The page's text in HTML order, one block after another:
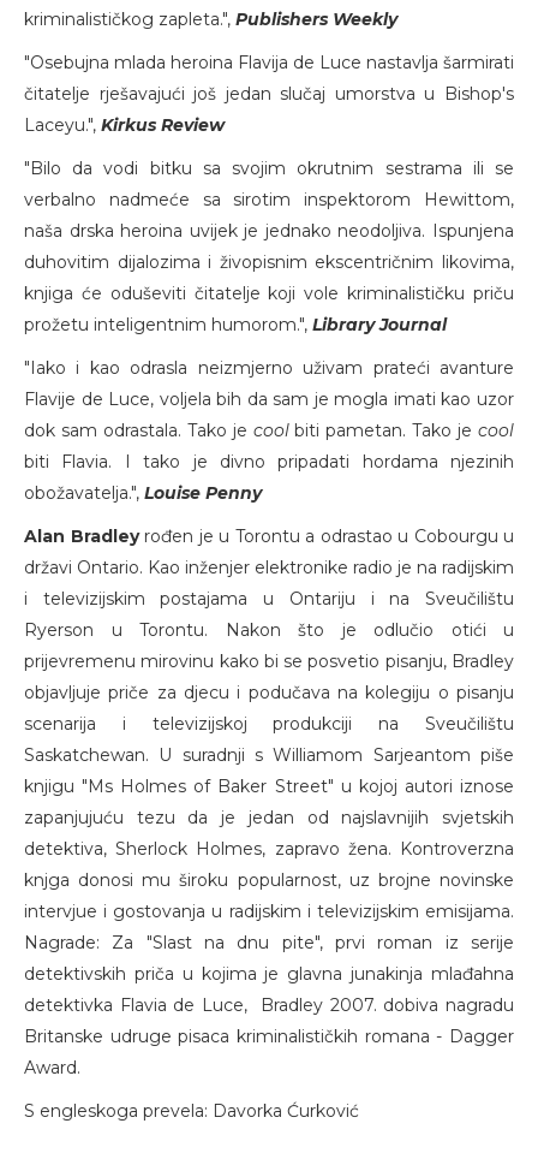
kriminalističkog zapleta.", Publishers Weekly
"Osebujna mlada heroina Flavija de Luce nastavlja šarmirati
čitatelje rješavajući još jedan slučaj umorstva u Bishop's
Laceyu.", Kirkus Review
"Bilo da vodi bitku sa svojim okrutnim sestrama ili se
verbalno nadmeće sa sirotim inspektorom Hewittom,
naša drska heroina uvijek je jednako neodoljiva. Ispunjena
duhovitim dijalozima i živopisnim ekscentričnim likovima,
knjiga će oduševiti čitatelje koji vole kriminalističku priču
prožetu inteligentnim humorom.", Library Journal
"Iako i kao odrasla neizmjerno uživam prateći avanture
Flavije de Luce, voljela bih da sam je mogla imati kao uzor
dok sam odrastala. Tako je coolbiti pametan. Tako jecool
biti Flavia. I tako je divno pripadati hordama njezinih
obožavatelja.", Louise Penny
Alan Bradleyrođen je u Torontu a odrastao u Cobourgu u
državi Ontario. Kao inženjer elektronike radio je na radijskim
i televizijskim postajama u Ontariju i na Sveučilištu
Ryerson u Torontu. Nakon što je odlučio otići u
prijevremenu mirovinu kako bi se posvetio pisanju, Bradley
objavljuje priče za djecu i podučava na kolegiju o pisanju
scenarija i televizijskoj produkciji na Sveučilištu
Saskatchewan. U suradnji s Williamom Sarjeantom piše
knjigu "Ms Holmes of Baker Street" u kojoj autori iznose
zapanjujuću tezu da je jedan od najslavnijih svjetskih
detektiva, Sherlock Holmes, zapravo žena. Kontroverzna
knjga donosi mu široku popularnost, uz brojne novinske
intervjue i gostovanja u radijskim i televizijskim emisijama.
Nagrade: Za "Slast na dnu pite", prvi roman iz serije
detektivskih priča u kojima je glavna junakinja mlađahna
detektivka Flavia de Luce, Bradley 2007. dobiva nagradu
Britanske udruge pisaca kriminalističkih romana - Dagger
Award.
S engleskoga prevela: Davorka Ćurković